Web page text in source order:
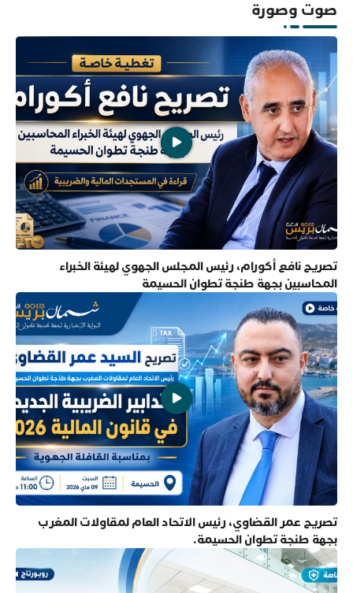
صوت وصورة
تصريح نافع أكورام، رئيس المجلس الجهوي لهيئة الخبراء
المحاسبين بجهة طنجة تطوان الحسيمة
تصريح عمر القضاوي، رئيس الاتحاد العام لمقاولات المغرب
بجهة طنجة تطوان الحسيمة.